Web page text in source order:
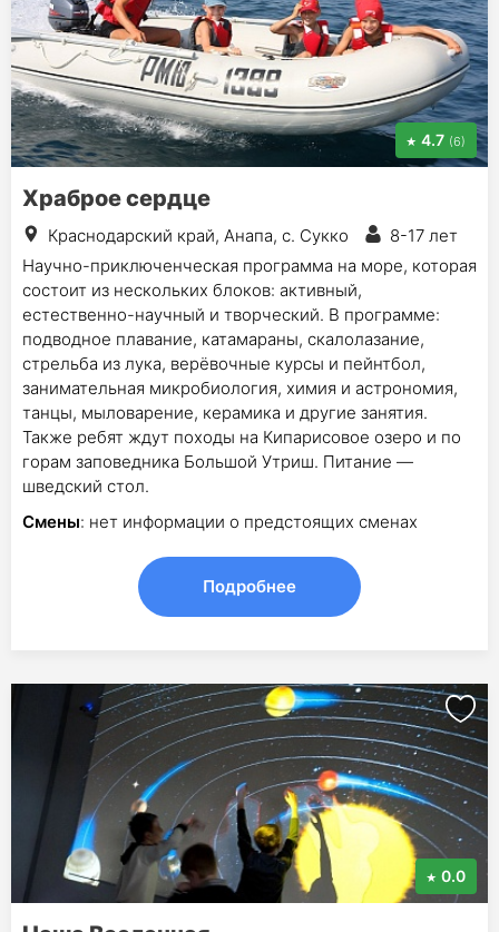
4.7 (6)
Храброе сердце
Краснодарский край, Анапа, с. Сукко
8-17 лет
Научно-приключенческая программа на море, которая
состоит из нескольких блоков: активный,
естественно-научный и творческий. В программе:
подводное плавание, катамараны, скалолазание,
стрельба из лука, верёвочные курсы и пейнтбол,
занимательная микробиология, химия и астрономия,
танцы, мыловарение, керамика и другие занятия.
Также ребят ждут походы на Кипарисовое озеро и по
горам заповедника Большой Утриш. Питание —
шведский стол.
Смены: нет информации о предстоящих сменах
Подробнее
0.0